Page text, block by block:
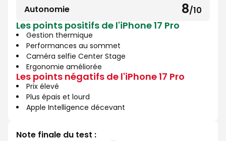
10
Autonomie 8/10
8
sur
10
Les points positifs de l'iPhone 17 Pro
Gestion thermique
Performances au sommet
Caméra selfie Center Stage
Ergonomie améliorée
Les points négatifs de l'iPhone 17 Pro
Prix élevé
Plus épais et lourd
Apple Intelligence décevant
Note finale du test :